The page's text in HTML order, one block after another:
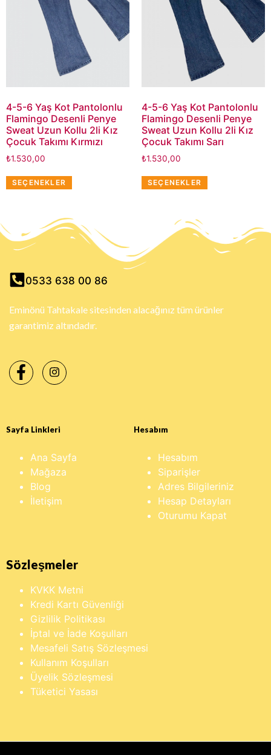
4-5-6 Yaş Kot Pantolonlu
Flamingo Desenli Penye
Sweat Uzun Kollu 2li Kız
Çocuk Takımı Kırmızı
₺1.530,00
SEÇENEKLER
4-5-6 Yaş Kot Pantolonlu
Flamingo Desenli Penye
Sweat Uzun Kollu 2li Kız
Çocuk Takımı Sarı
₺1.530,00
SEÇENEKLER
0533 638 00 86
Eminönü Tahtakale sitesinden alacağınız tüm ürünler
garantimiz altındadır.
Sayfa Linkleri
Ana Sayfa
Mağaza
Blog
İletişim
Hesabım
Hesabım
Siparişler
Adres Bilgileriniz
Hesap Detayları
Oturumu Kapat
Sözleşmeler
KVKK Metni
Kredi Kartı Güvenliği
Gizlilik Politikası
İptal ve İade Koşulları
Mesafeli Satış Sözleşmesi
Kullanım Koşulları
Üyelik Sözleşmesi
Tüketici Yasası